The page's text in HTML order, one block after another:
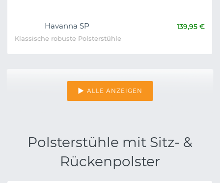
Havanna SP 139,95 €
Klassische robuste Polsterstühle
ALLE ANZEIGEN
Polsterstühle mit Sitz- &
Rückenpolster